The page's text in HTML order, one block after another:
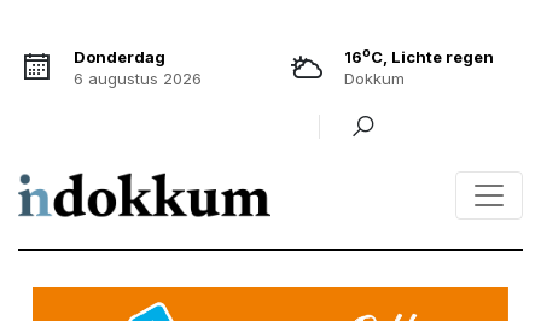
Donderdag
6 augustus 2026
16oC, Lichte regen
Dokkum